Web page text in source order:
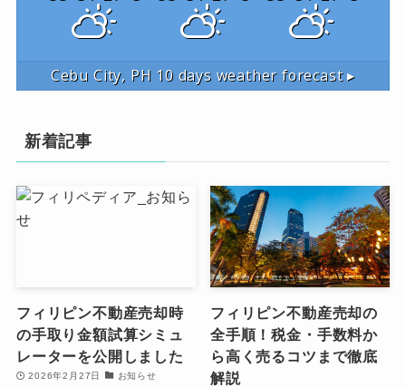
Cebu City, PH 10 days weather forecast ▸
新着記事
フィリピン不動産売却時
の手取り金額試算シミュ
レーターを公開しました
2026年2月27日 お知らせ
フィリピン不動産売却の
全手順！税金・手数料か
ら高く売るコツまで徹底
解説